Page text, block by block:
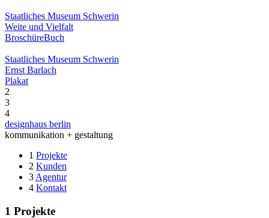
Staatliches Museum Schwerin
Weite und Vielfalt
BroschüreBuch
Staatliches Museum Schwerin
Ernst Barlach
Plakat
2
3
4
designhaus berlin
kommunikation + gestaltung
1 Projekte
2 Kunden
3 Agentur
4 Kontakt
1 Projekte